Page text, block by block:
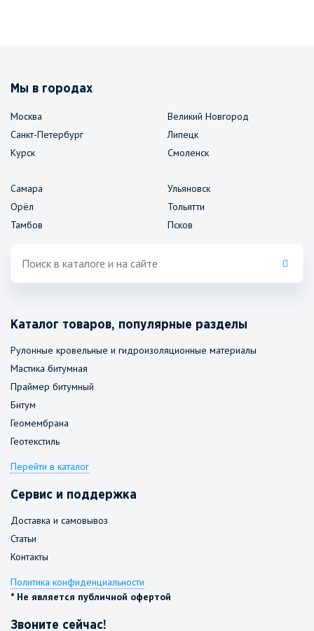
Мы в городах
Москва
Санкт-Петербург
Курск
Великий Новгород
Липецк
Смоленск
Самара
Орёл
Тамбов
Ульяновск
Тольятти
Псков
Каталог товаров, популярные разделы
Рулонные кровельные и гидроизоляционные материалы
Мастика битумная
Праймер битумный
Битум
Геомембрана
Геотекстиль
Перейти в каталог
Сервис и поддержка
Доставка и самовывоз
Статьи
Контакты
Политика конфиденциальности
* Не является публичной офертой
Звоните сейчас!